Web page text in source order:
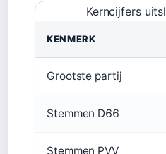
Kerncijfers
KENMERK
Grootste partij
Stemmen D66
Stemmen PVV